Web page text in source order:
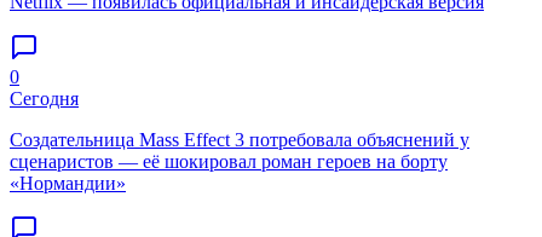
0
Сегодня
Создательница Mass Effect 3 потребовала объяснений у
сценаристов — её шокировал роман героев на борту
«Нормандии»